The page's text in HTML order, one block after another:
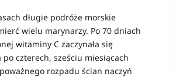
długie podróże morskie
wielu marynarzy. Po 70 dniach
witaminy C zaczynała się
czterech, sześciu miesiącach
rozpadu ścian naczyń